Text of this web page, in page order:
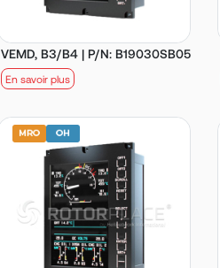
VEMD, B3/B4 | P/N: B19030SB05
En savoir plus